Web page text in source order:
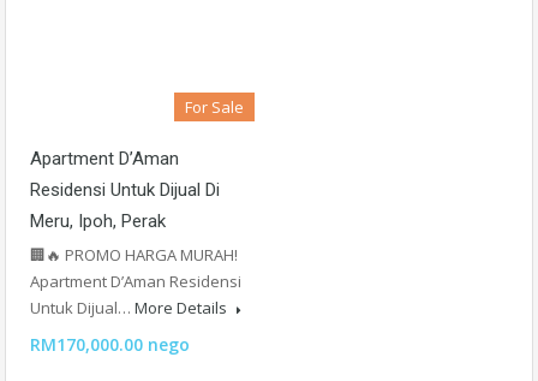
For Sale
Apartment D’Aman
Residensi Untuk Dijual Di
Meru, Ipoh, Perak
🏢🔥 PROMO HARGA MURAH!
Apartment D’Aman Residensi
Untuk Dijual… More Details
RM170,000.00 nego